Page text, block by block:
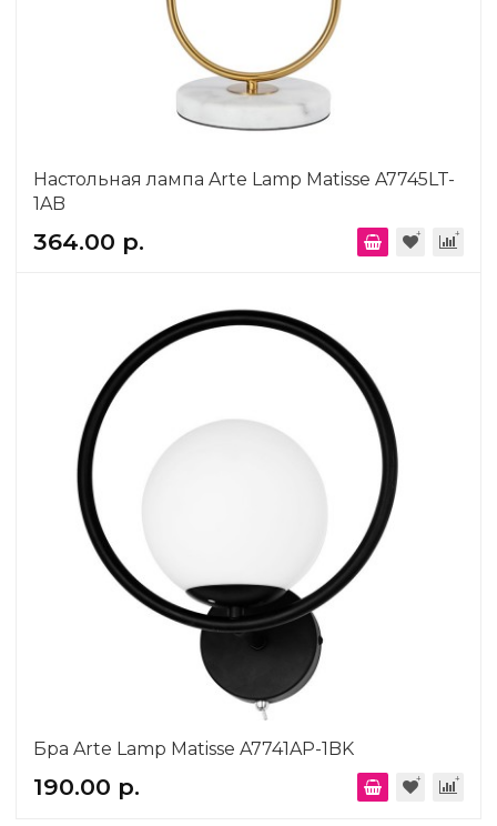
Настольная лампа Arte Lamp Matisse A7745LT-
1AB
364.00 р.
Бра Arte Lamp Matisse A7741AP-1BK
190.00 р.